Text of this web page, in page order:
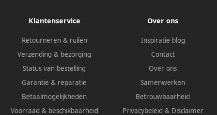
Klantenservice
Retourneren & ruilen
Verzending & bezorging
Status van bestelling
Garantie & reparatie
Betaalmogelijkheden
Voorraad & beschikbaarheid
Over ons
Inspiratie blog
Contact
Over ons
Samenwerken
Betrouwbaarheid
Privacybeleid & Disclaimer